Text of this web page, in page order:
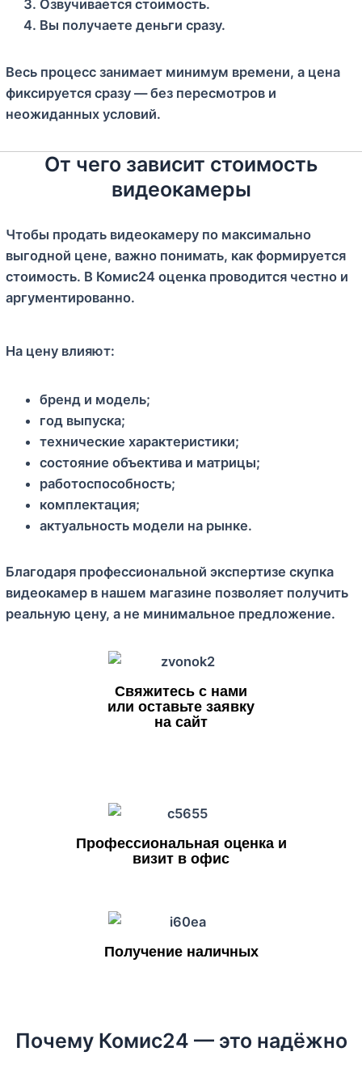
Озвучивается стоимость.
Вы получаете деньги сразу.
Весь процесс занимает минимум времени, а цена
фиксируется сразу — без пересмотров и
неожиданных условий.
От чего зависит стоимость
видеокамеры
Чтобы продать видеокамеру по максимально
выгодной цене, важно понимать, как формируется
стоимость. В Комис24 оценка проводится честно и
аргументированно.
На цену влияют:
бренд и модель;
год выпуска;
технические характеристики;
состояние объектива и матрицы;
работоспособность;
комплектация;
актуальность модели на рынке.
Благодаря профессиональной экспертизе скупка
видеокамер в нашем магазине позволяет получить
реальную цену, а не минимальное предложение.
Свяжитесь с нами
или оставьте заявку
на сайт
Профессиональная оценка и
визит в офис
Получение наличных
Почему Комис24 — это надёжно